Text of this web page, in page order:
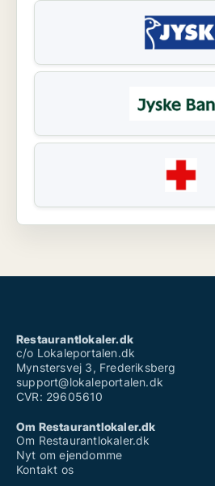
Restaurantlokaler.dk
c/o Lokaleportalen.dk
Mynstersvej 3, Frederiksberg
support@lokaleportalen.dk
CVR: 29605610
Om Restaurantlokaler.dk
Om Restaurantlokaler.dk
Nyt om ejendomme
Kontakt os